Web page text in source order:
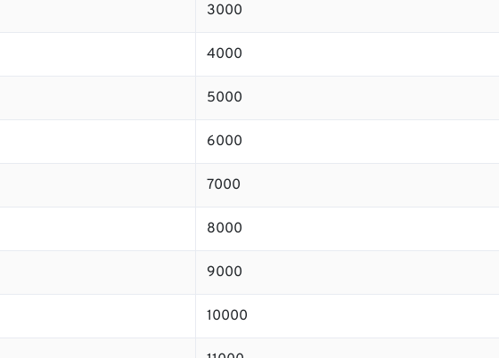
3000
4000
5000
6000
7000
8000
9000
10000